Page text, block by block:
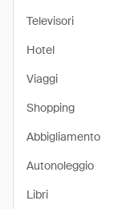
Televisori
Hotel
Viaggi
Shopping
Abbigliamento
Autonoleggio
Libri